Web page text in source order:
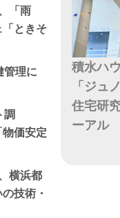
積水ハ
「ジュ
住宅研
ーアル
「雨
ときそ
理に
調
価安定
横浜都
技術・